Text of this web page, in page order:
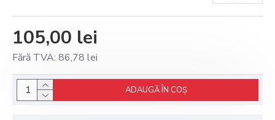
105,00 lei
Fără TVA: 86,78 lei
ADAUGĂ ÎN COŞ